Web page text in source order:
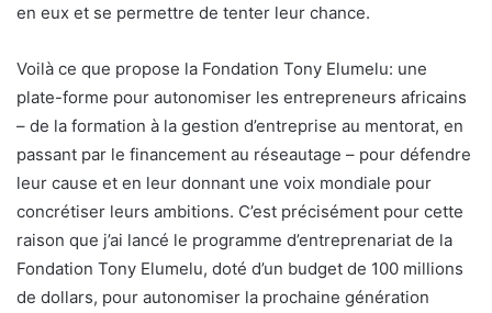
en eux et se permettre de tenter leur chance.
Voilà ce que propose la Fondation Tony Elumelu: une
plate-forme pour autonomiser les entrepreneurs africains
– de la formation à la gestion d’entreprise au mentorat, en
passant par le financement au réseautage – pour défendre
leur cause et en leur donnant une voix mondiale pour
concrétiser leurs ambitions. C’est précisément pour cette
raison que j’ai lancé le programme d’entreprenariat de la
Fondation Tony Elumelu, doté d’un budget de 100 millions
de dollars, pour autonomiser la prochaine génération